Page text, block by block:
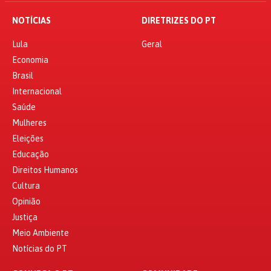
NOTÍCIAS
Lula
Economia
Brasil
Internacional
Saúde
Mulheres
Eleições
Educação
Direitos Humanos
Cultura
Opinião
Justiça
Meio Ambiente
Notícias do PT
DIRETRIZES DO PT
Geral